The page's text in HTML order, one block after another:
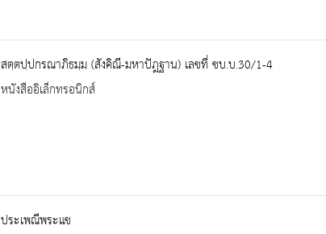
สตฺตปฺปกรณาภิธมฺม (สังคิณี-มหาปัฎฐาน) เลขที่ ชบ.บ.30/1-4
หนังสืออิเล็กทรอนิกส์
ประเพณีพระแข